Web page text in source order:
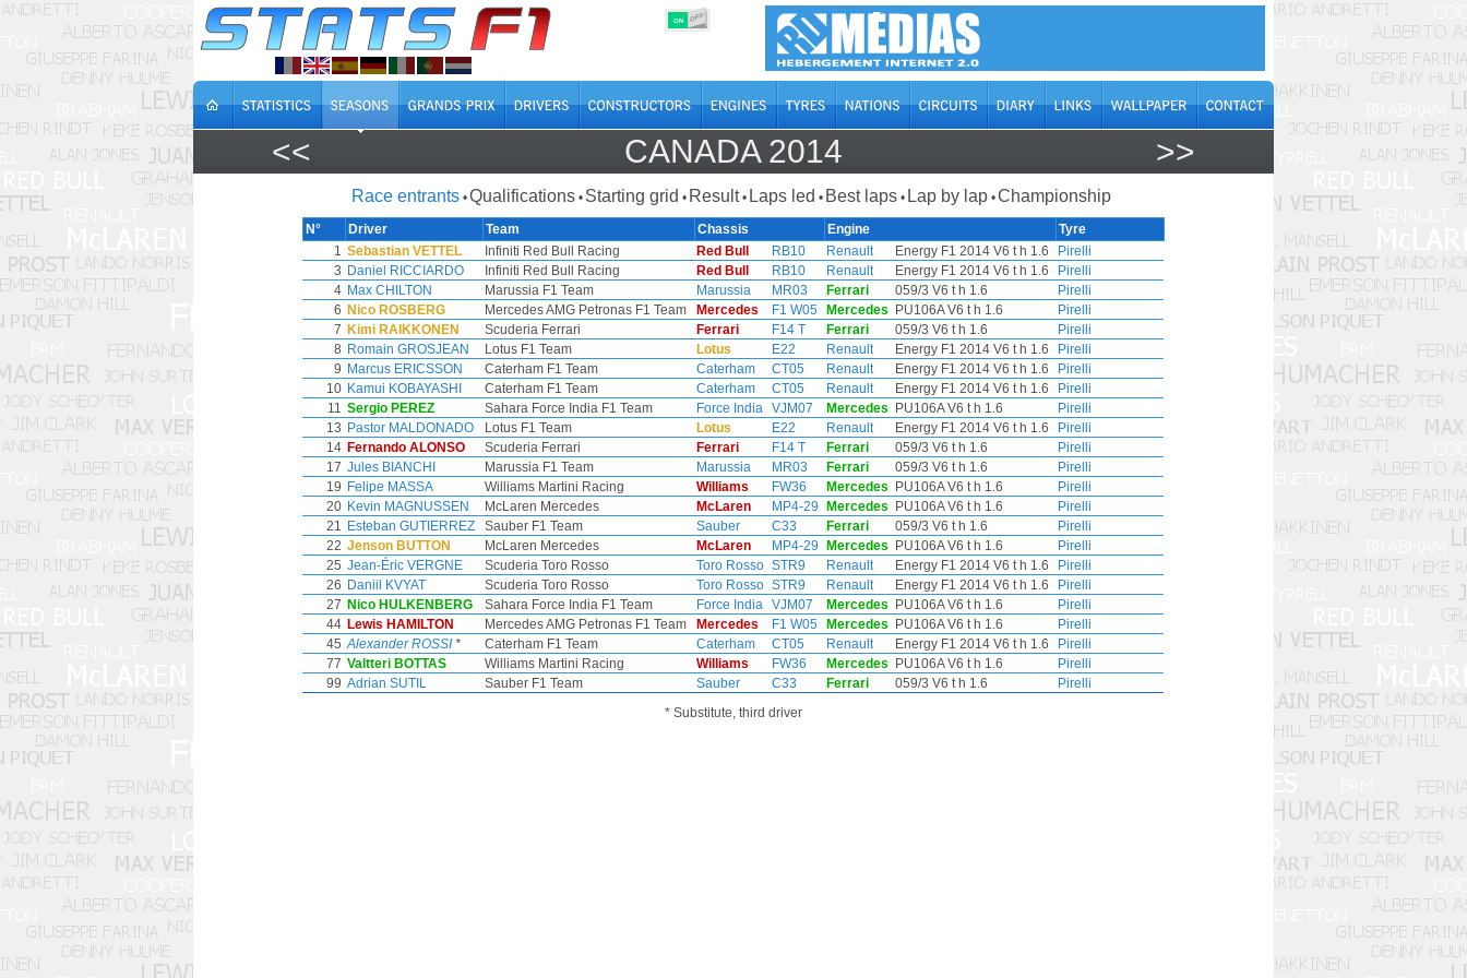
ON OFF
<< CANADA 2014 >>
Race entrants •Qualifications • Starting grid • Result • Laps led • Best laps • Lap by lap •Championship
N° Driver Team Chassis Engine
Tyre
1 Sebastian VETTEL Infiniti Red Bull Racing Red Bull RB10 Renault Energy F1 2014 V6 t h 1.6
Pirelli
3 Daniel RICCIARDO Infiniti Red Bull Racing Red Bull RB10 Renault Energy F1 2014 V6 t h 1.6
Pirelli
4 Max CHILTON Marussia F1 Team Marussia MR03 Ferrari 059/3 V6 t h 1.6
Pirelli
6 Nico ROSBERG Mercedes AMG Petronas F1 Team Mercedes F1 W05 Mercedes PU106A V6 t h 1.6
Pirelli
7 Kimi RAIKKONEN Scuderia Ferrari Ferrari F14 T Ferrari 059/3 V6 t h 1.6
Pirelli
8 Romain GROSJEAN Lotus F1 Team Lotus E22 Renault Energy F1 2014 V6 t h 1.6
Pirelli
9 Marcus ERICSSON Caterham F1 Team Caterham CT05 Renault Energy F1 2014 V6 t h 1.6
Pirelli
10 Kamui KOBAYASHI Caterham F1 Team Caterham CT05 Renault Energy F1 2014 V6 t h 1.6
Pirelli
11 Sergio PEREZ Sahara Force India F1 Team Force India VJM07 Mercedes PU106A V6 t h 1.6
Pirelli
13 Pastor MALDONADO Lotus F1 Team Lotus E22 Renault Energy F1 2014 V6 t h 1.6
Pirelli
14 Fernando ALONSO Scuderia Ferrari Ferrari F14 T Ferrari 059/3 V6 t h 1.6
Pirelli
17 Jules BIANCHI Marussia F1 Team Marussia MR03 Ferrari 059/3 V6 t h 1.6
Pirelli
19 Felipe MASSA Williams Martini Racing Williams FW36 Mercedes PU106A V6 t h 1.6
Pirelli
20 Kevin MAGNUSSEN McLaren Mercedes McLaren MP4-29 Mercedes PU106A V6 t h 1.6
Pirelli
21 Esteban GUTIERREZ Sauber F1 Team Sauber C33 Ferrari 059/3 V6 t h 1.6
Pirelli
22 Jenson BUTTON McLaren Mercedes McLaren MP4-29 Mercedes PU106A V6 t h 1.6
Pirelli
25 Jean-Éric VERGNE Scuderia Toro Rosso Toro Rosso STR9 Renault Energy F1 2014 V6 t h 1.6
Pirelli
26 Daniil KVYAT Scuderia Toro Rosso Toro Rosso STR9 Renault Energy F1 2014 V6 t h 1.6
Pirelli
27 Nico HULKENBERG Sahara Force India F1 Team Force India VJM07 Mercedes PU106A V6 t h 1.6
Pirelli
44 Lewis HAMILTON Mercedes AMG Petronas F1 Team Mercedes F1 W05 Mercedes PU106A V6 t h 1.6
Pirelli
45 Alexander ROSSI* Caterham F1 Team Caterham CT05 Renault Energy F1 2014 V6 t h 1.6
Pirelli
77 Valtteri BOTTAS Williams Martini Racing Williams FW36 Mercedes PU106A V6 t h 1.6
Pirelli
99 Adrian SUTIL Sauber F1 Team Sauber C33 Ferrari 059/3 V6 t h 1.6
Pirelli
* Substitute, third driver